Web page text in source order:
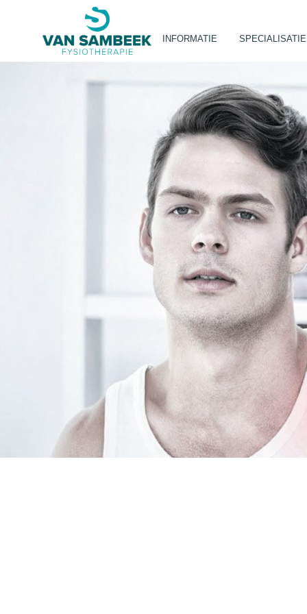
INFORMATIE